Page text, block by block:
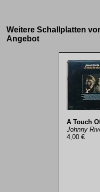
Weitere Schallplatten
Angebot
A Touch
Johnny
4,00 €